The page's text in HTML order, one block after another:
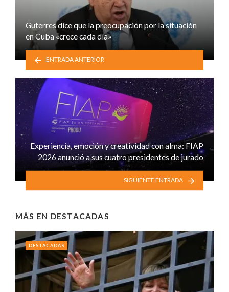
Guterres dice que la preocupación por la situación
en Cuba «crece cada día»
ENTRADA ANTERIOR
Experiencia, emoción y creatividad con alma: FIAP
2026 anunció a sus cuatro presidentes de jurado
SIGUIENTE ENTRADA
MÁS EN DESTACADAS
DESTACADAS